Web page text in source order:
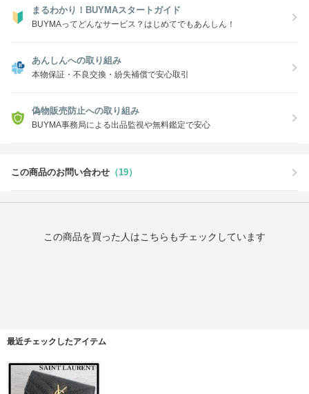
まるわかり！BUYMAスタートガイド
BUYMAってどんなサービス？はじめてでもあんしん！
あんしんへの取り組み
本物保証・不良交換・紛失補償で安心取引
偽物販売防止への取り組み
BUYMA事務局による出品監視や無料鑑定で安心
この商品のお問い合わせ （19）
この商品を買った人はこちらもチェックしています
最近チェックしたアイテム